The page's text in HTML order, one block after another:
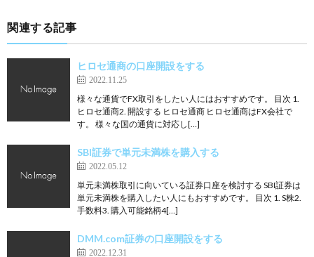
関連する記事
ヒロセ通商の口座開設をする
2022.11.25
様々な通貨でFX取引をしたい人にはおすすめです。 目次 1.
ヒロセ通商2. 開設する ヒロセ通商 ヒロセ通商はFX会社で
す。 様々な国の通貨に対応し[…]
SBI証券で単元未満株を購入する
2022.05.12
単元未満株取引に向いている証券口座を検討する SBI証券は
単元未満株を購入したい人にもおすすめです。 目次 1. S株2.
手数料3. 購入可能銘柄4[…]
DMM.com証券の口座開設をする
2022.12.31